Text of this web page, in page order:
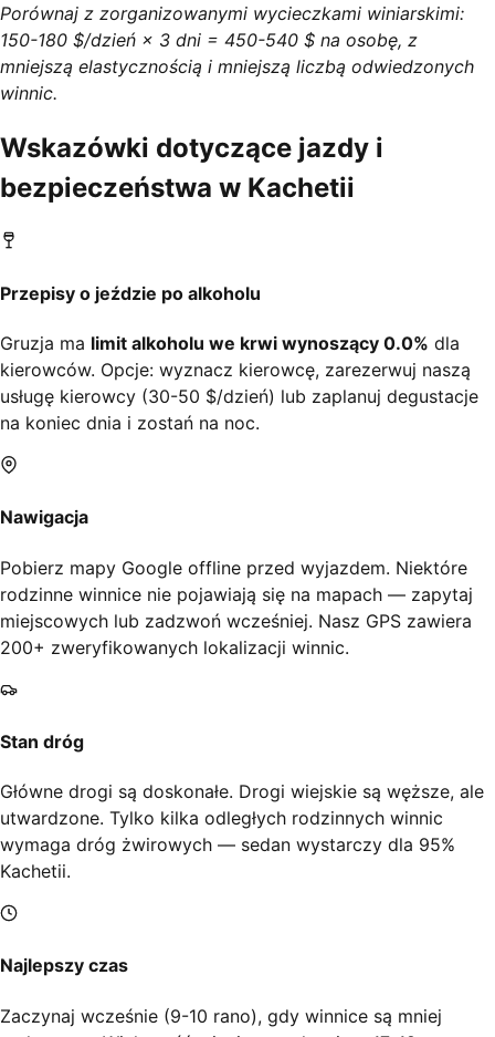
Porównaj z zorganizowanymi wycieczkami winiarskimi:
150-180 $/dzień × 3 dni = 450-540 $ na osobę, z
mniejszą elastycznością i mniejszą liczbą odwiedzonych
winnic.
Wskazówki dotyczące jazdy i
bezpieczeństwa w Kachetii
Przepisy o jeździe po alkoholu
Gruzja ma limit alkoholu we krwi wynoszący 0.0% dla
kierowców. Opcje: wyznacz kierowcę, zarezerwuj naszą
usługę kierowcy (30-50 $/dzień) lub zaplanuj degustacje
na koniec dnia i zostań na noc.
Nawigacja
Pobierz mapy Google offline przed wyjazdem. Niektóre
rodzinne winnice nie pojawiają się na mapach — zapytaj
miejscowych lub zadzwoń wcześniej. Nasz GPS zawiera
200+ zweryfikowanych lokalizacji winnic.
Stan dróg
Główne drogi są doskonałe. Drogi wiejskie są węższe, ale
utwardzone. Tylko kilka odległych rodzinnych winnic
wymaga dróg żwirowych — sedan wystarczy dla 95%
Kachetii.
Najlepszy czas
Zaczynaj wcześnie (9-10 rano), gdy winnice są mniej